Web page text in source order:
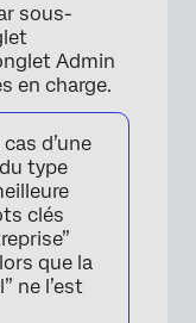
sous-
Admin
en charge.
d’une
type
clés
que la
ne l’est